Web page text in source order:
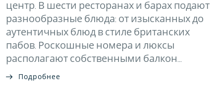
центр. В шести ресторанах и барах подают
разнообразные блюда: от изысканных до
аутентичных блюд в стиле британских
пабов. Роскошные номера и люксы
располагают собственными балкон...
Подробнее